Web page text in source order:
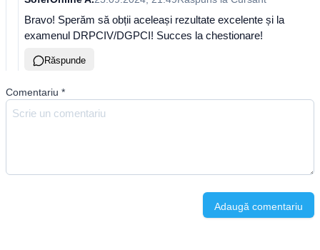
Bravo! Sperăm să obții aceleași rezultate excelente și la
examenul DRPCIV/DGPCI! Succes la chestionare!
Răspunde
Comentariu *
Adaugă comentariu